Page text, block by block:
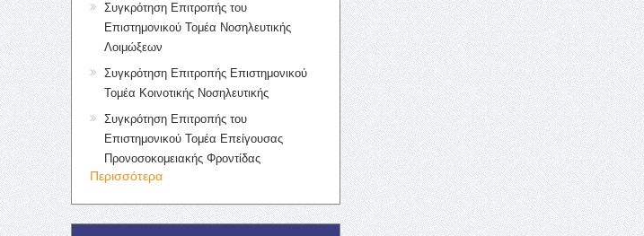
Συγκρότηση Επιτροπής του
Επιστημονικού Τομέα Νοσηλευτικής
Λοιμώξεων
Συγκρότηση Επιτροπής Επιστημονικού
Τομέα Κοινοτικής Νοσηλευτικής
Συγκρότηση Επιτροπής του
Επιστημονικού Τομέα Επείγουσας
Προνοσοκομειακής Φροντίδας
Περισσότερα